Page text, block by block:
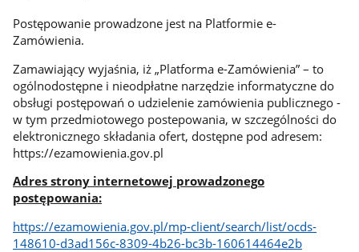
Postępowanie prowadzone jest na Platformie e-
Zamówienia.
Zamawiający wyjaśnia, iż „Platforma e-Zamówienia” – to
ogólnodostępne i nieodpłatne narzędzie informatyczne do
obsługi postępowań o udzielenie zamówienia publicznego -
w tym przedmiotowego postepowania, w szczególności do
elektronicznego składania ofert, dostępne pod adresem:
https://ezamowienia.gov.pl
Adres strony internetowej prowadzonego
postępowania:
https://ezamowienia.gov.pl/mp-client/search/list/ocds-
148610-d3ad156c-8309-4b26-bc3b-160614464e2b